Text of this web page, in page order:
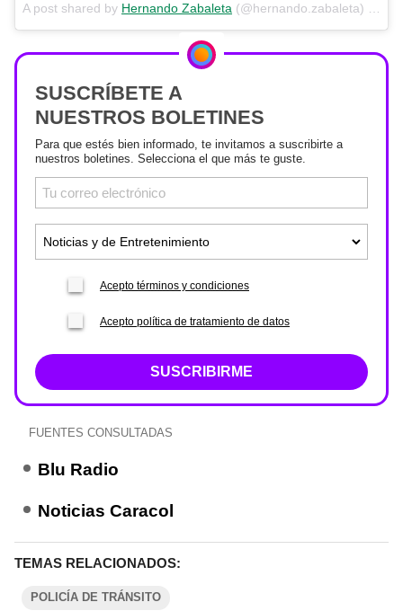
A post shared by Hernando Zabaleta (@hernando.zabaleta) on
SUSCRÍBETE A
NUESTROS BOLETINES
Para que estés bien informado, te invitamos a suscribirte a
nuestros boletines. Selecciona el que más te guste.
Acepto términos y condiciones
Acepto política de tratamiento de datos
SUSCRIBIRME
FUENTES CONSULTADAS
Blu Radio
Noticias Caracol
TEMAS RELACIONADOS:
POLICÍA DE TRÁNSITO